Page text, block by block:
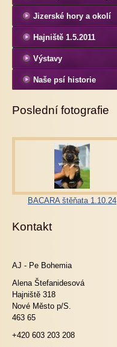
Jizerské hory a okolí
Hajniště 1.5.2011
Výstavy
Naše psí historie
Poslední fotografie
BACARA štěňata 1.10.24
Kontakt
AJ - Pe Bohemia
Alena Štefanidesová
Hajniště 318
Nové Město p/S.
463 65
+420 603 203 208